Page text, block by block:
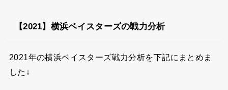
【2021】横浜ベイスターズの戦力分析
2021年の横浜ベイスターズ戦力分析を下記にまとめま
した↓